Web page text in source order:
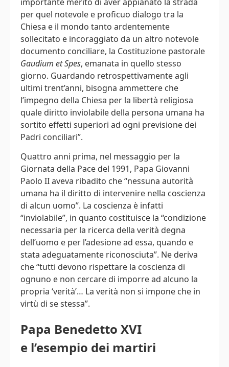
per quel notevole e proficuo dialogo tra la
Chiesa e il mondo tanto ardentemente
sollecitato e incoraggiato da un altro notevole
documento conciliare, la Costituzione pastorale
Gaudium et Spes, emanata in quello stesso
giorno. Guardando retrospettivamente agli
ultimi trent’anni, bisogna ammettere che
l’impegno della Chiesa per la libertà religiosa
quale diritto inviolabile della persona umana ha
sortito effetti superiori ad ogni previsione dei
Padri conciliari”.
Quattro anni prima, nel messaggio per la
Giornata della Pace del 1991, Papa Giovanni
Paolo II aveva ribadito che “nessuna autorità
umana ha il diritto di intervenire nella coscienza
di alcun uomo”. La coscienza è infatti
“inviolabile”, in quanto costituisce la “condizione
necessaria per la ricerca della verità degna
dell’uomo e per l’adesione ad essa, quando e
stata adeguatamente riconosciuta”. Ne deriva
che “tutti devono rispettare la coscienza di
ognuno e non cercare di imporre ad alcuno la
propria ‘verità’… La verità non si impone che in
virtù di se stessa”.
Papa Benedetto XVI
e l’esempio dei martiri